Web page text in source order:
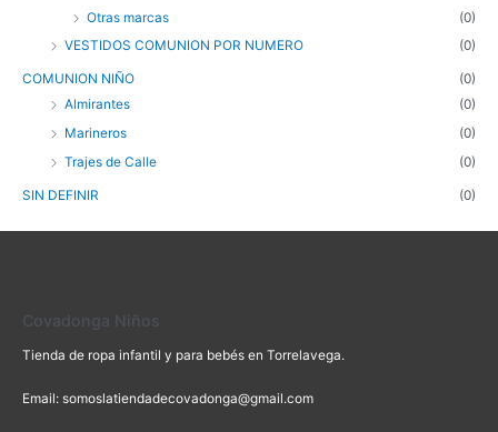
Otras marcas
(0)
VESTIDOS COMUNION POR NUMERO
(0)
COMUNION NIÑO
(0)
Almirantes
(0)
Marineros
(0)
Trajes de Calle
(0)
SIN DEFINIR (0)
Covadonga Niños
Tienda de ropa infantil y para bebés en Torrelavega.
Email: somoslatiendadecovadonga@gmail.com